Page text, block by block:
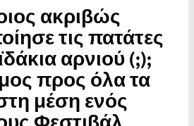
ακριβώς
τις πατάτες
αρνιού (;);
προς όλα τα
μέση ενός